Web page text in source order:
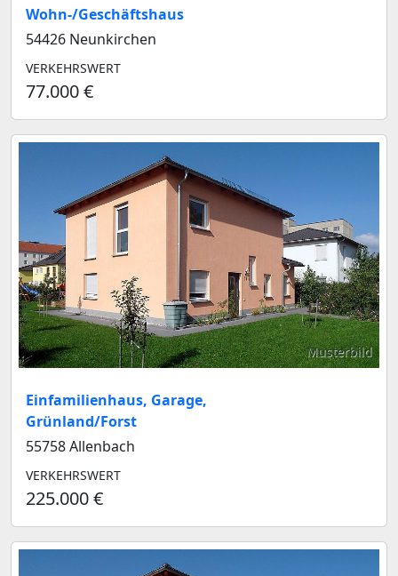
Wohn-/Geschäftshaus
54426 Neunkirchen
VERKEHRSWERT
77.000 €
Musterbild
Einfamilienhaus, Garage,
Grünland/Forst
55758 Allenbach
VERKEHRSWERT
225.000 €